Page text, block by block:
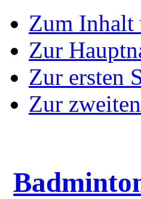
Zum Inhalt
Zur
Zur ersten
Zur